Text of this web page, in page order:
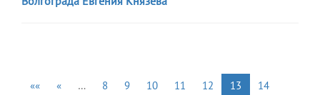
«« « … 8 9 10 11 12 13 14